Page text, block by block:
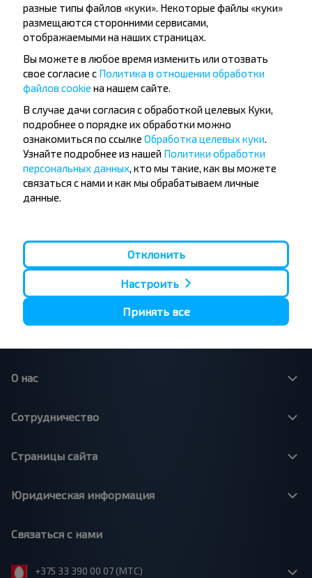
Популярные автобусные
направления
Орша - Могилёв
Минск - Несвиж
Минск - Могилёв
Минск - Пинск
Минск - Брест
Минск - Барановичи
Гомель - Минск
Брест - Тересполь
Брест - Беловежская Пуща
Полоцк - Рига
Минск - Вильнюс
Минск - Варшава
Минск - Москва
Москва - Барановичи
Брест - Люблин
Брест - Варшава
О нас
Сотрудничество
Страницы сайта
Юридическая информация
Связаться с нами
+375 33 390 00 07 (МТС)
разные типы файлов «куки». Некоторые файлы «куки»
размещаются сторонними сервисами,
отображаемыми на наших страницах.
Вы можете в любое время изменить или отозвать
свое согласие с Политика в отношении обработки
файлов cookie на нашем сайте.
В случае дачи согласия с обработкой целевых Куки,
подробнее о порядке их обработки можно
ознакомиться по ссылке Обработка целевых куки.
Узнайте подробнее из нашей Политики обработки
персональных данных, кто мы такие, как вы можете
связаться с нами и как мы обрабатываем личные
данные.
Отклонить
Настроить
Принять все